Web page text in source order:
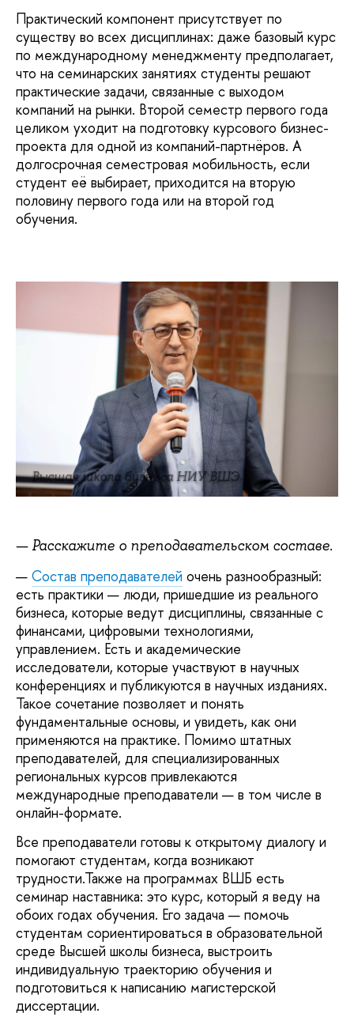
Практический компонент присутствует по
существу во всех дисциплинах: даже базовый курс
по международному менеджменту предполагает,
что на семинарских занятиях студенты решают
практические задачи, связанные с выходом
компаний на рынки. Второй семестр первого года
целиком уходит на подготовку курсового бизнес-
проекта для одной из компаний-партнёров. А
долгосрочная семестровая мобильность, если
студент её выбирает, приходится на вторую
половину первого года или на второй год
обучения.
Высшая школа бизнеса НИУ ВШЭ
— Расскажите о преподавательском составе.
— Состав преподавателей очень разнообразный:
есть практики — люди, пришедшие из реального
бизнеса, которые ведут дисциплины, связанные с
финансами, цифровыми технологиями,
управлением. Есть и академические
исследователи, которые участвуют в научных
конференциях и публикуются в научных изданиях.
Такое сочетание позволяет и понять
фундаментальные основы, и увидеть, как они
применяются на практике. Помимо штатных
преподавателей, для специализированных
региональных курсов привлекаются
международные преподаватели — в том числе в
онлайн-формате.
Все преподаватели готовы к открытому диалогу и
помогают студентам, когда возникают
трудности.Также на программах ВШБ есть
семинар наставника: это курс, который я веду на
обоих годах обучения. Его задача — помочь
студентам сориентироваться в образовательной
среде Высшей школы бизнеса, выстроить
индивидуальную траекторию обучения и
подготовиться к написанию магистерской
диссертации.